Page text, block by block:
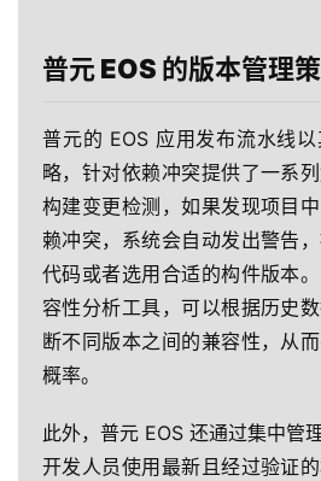
普元 EOS 的版本管理
普元的 EOS 应用发布流水线
略，针对依赖冲突提供了一系
构建变更检测，如果发现项目
赖冲突，系统会自动发出警告
代码或者选用合适的构件版本
容性分析工具，可以根据历史
断不同版本之间的兼容性，从
概率。
此外，普元 EOS 还通过集中管
开发人员使用最新且经过验证